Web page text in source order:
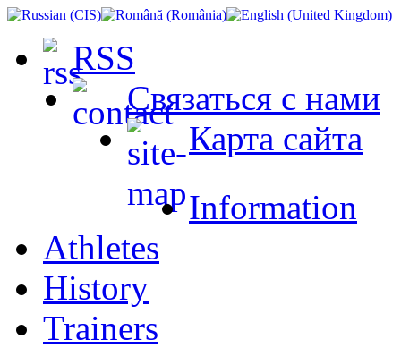
RSS
Связаться с нами
Карта сайта
Information
Athletes
History
Trainers